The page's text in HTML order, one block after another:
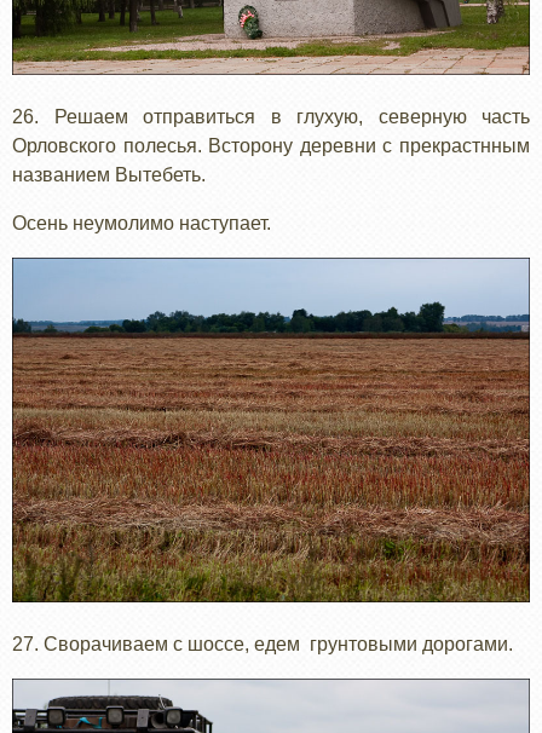
26. Решаем отправиться в глухую, северную часть
Орловского полесья. Всторону деревни с прекрастнным
названием Вытебеть.
Осень неумолимо наступает.
27. Сворачиваем с шоссе, едем грунтовыми дорогами.